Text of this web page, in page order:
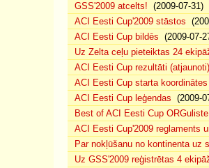
GSS'2009 atcelts! (2009-07-31)
ACI Eesti Cup'2009 stāstos
ACI Eesti Cup bildēs (2009-07-
Uz Zelta ceļu pieteiktas 24
ACI Eesti Cup rezultāti (atjaunoti)
ACI Eesti Cup starta koordinātes
ACI Eesti Cup leģendas (2009-
Best of ACI Eesti Cup
ACI Eesti Cup'2009 reglaments
Par nokļūšanu no kontinenta uz
Uz GSS'2009 reģistrētas 4